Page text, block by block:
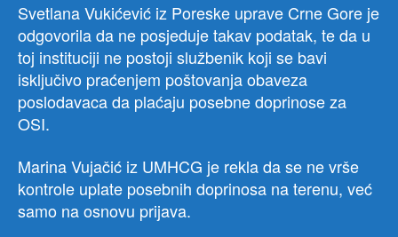
Svetlana Vukićević iz Poreske uprave Crne Gore je
odgovorila da ne posjeduje takav podatak, te da u
toj instituciji ne postoji službenik koji se bavi
isključivo praćenjem poštovanja obaveza
poslodavaca da plaćaju posebne doprinose za
OSI.
Marina Vujačić iz UMHCG je rekla da se ne vrše
kontrole uplate posebnih doprinosa na terenu, već
samo na osnovu prijava.